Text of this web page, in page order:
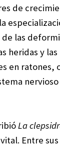
de
las
heridas y las
en ratones,
La
Entre